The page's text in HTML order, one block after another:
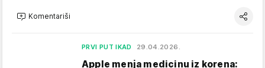
Komentariši
PRVI PUT IKAD 29.04.2026.
Apple menja medicinu iz korena: